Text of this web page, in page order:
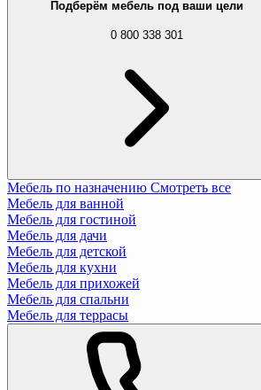
Подберём мебель под ваши цели
0 800 338 301
Мебель по назначению Смотреть все
Мебель для ванной
Мебель для гостиной
Мебель для дачи
Мебель для детской
Мебель для кухни
Мебель для прихожей
Мебель для спальни
Мебель для террасы